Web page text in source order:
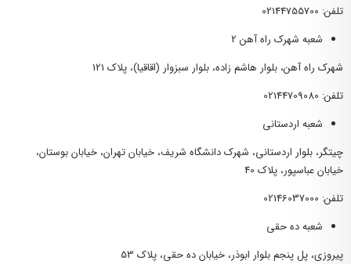
تلفن: 02144755700
شعبه شهرک راه آهن 2
شهرک راه آهن، بلوار هاشم زاده، بلوار سبزوار (اقاقیا)، پلاک 121
تلفن: 02144709080
شعبه اردستانی
چیتگر، بلوار اردستانی، شهرک دانشگاه شریف، خیابان تهران، خیابان بوستان،
خیابان عباسپور، پلاک 40
تلفن: 02146037000
شعبه ده حقی
پیروزی، پل پنجم بلوار ابوذر، خیابان ده حقی، پلاک 53